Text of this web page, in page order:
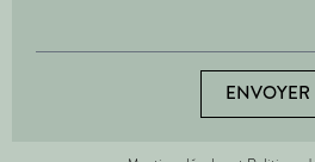
ENVOYER